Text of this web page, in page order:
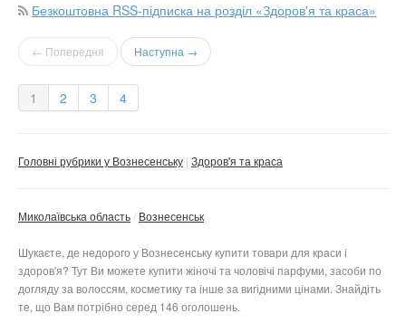
Безкоштовна RSS-підписка на розділ «Здоров'я та краса»
← Попередня Наступна →
1 2 3 4
Головні рубрики у Вознесенську Здоров'я та краса
Миколаївська область Вознесенськ
Шукаєте, де недорого у Вознесенську купити товари для краси і
здоров'я? Тут Ви можете купити жіночі та чоловічі парфуми, засоби по
догляду за волоссям, косметику та інше за вигідними цінами. Знайдіть
те, що Вам потрібно серед 146 оголошень.